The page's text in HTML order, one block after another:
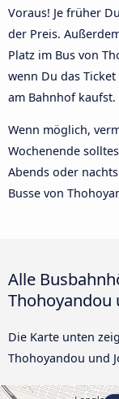
Voraus! Je früher
der Preis.
Platz im Bus von
wenn Du das
am Bahnhof kaufst.
Wenn möglich,
Wochenende
Abends oder
Busse von
Alle
Thohoyandou
Die Karte unten
Thohoyandou und